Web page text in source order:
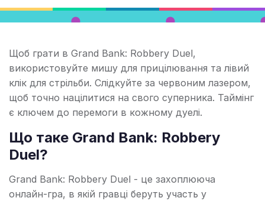
Щоб грати в Grand Bank: Robbery Duel,
використовуйте мишу для прицілювання та лівий
клік для стрільби. Слідкуйте за червоним лазером,
щоб точно націлитися на свого суперника. Таймінг
є ключем до перемоги в кожному дуелі.
Що таке Grand Bank: Robbery
Duel?
Grand Bank: Robbery Duel - це захоплююча
онлайн-гра, в якій гравці беруть участь у